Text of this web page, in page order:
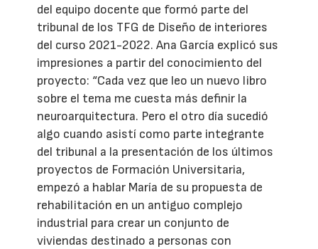
del equipo docente que formó parte del
tribunal de los TFG de Diseño de interiores
del curso 2021-2022. Ana García explicó sus
impresiones a partir del conocimiento del
proyecto: “Cada vez que leo un nuevo libro
sobre el tema me cuesta más definir la
neuroarquitectura. Pero el otro día sucedió
algo cuando asistí como parte integrante
del tribunal a la presentación de los últimos
proyectos de Formación Universitaria,
empezó a hablar María de su propuesta de
rehabilitación en un antiguo complejo
industrial para crear un conjunto de
viviendas destinado a personas con